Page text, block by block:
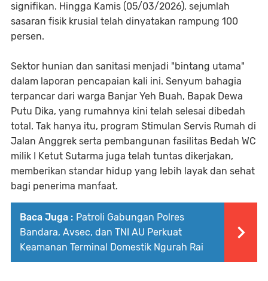
signifikan. Hingga Kamis (05/03/2026), sejumlah
sasaran fisik krusial telah dinyatakan rampung 100
persen.
Sektor hunian dan sanitasi menjadi "bintang utama"
dalam laporan pencapaian kali ini. Senyum bahagia
terpancar dari warga Banjar Yeh Buah, Bapak Dewa
Putu Dika, yang rumahnya kini telah selesai dibedah
total. Tak hanya itu, program Stimulan Servis Rumah di
Jalan Anggrek serta pembangunan fasilitas Bedah WC
milik I Ketut Sutarma juga telah tuntas dikerjakan,
memberikan standar hidup yang lebih layak dan sehat
bagi penerima manfaat.
Baca Juga : Patroli Gabungan Polres
Bandara, Avsec, dan TNI AU Perkuat
Keamanan Terminal Domestik Ngurah Rai